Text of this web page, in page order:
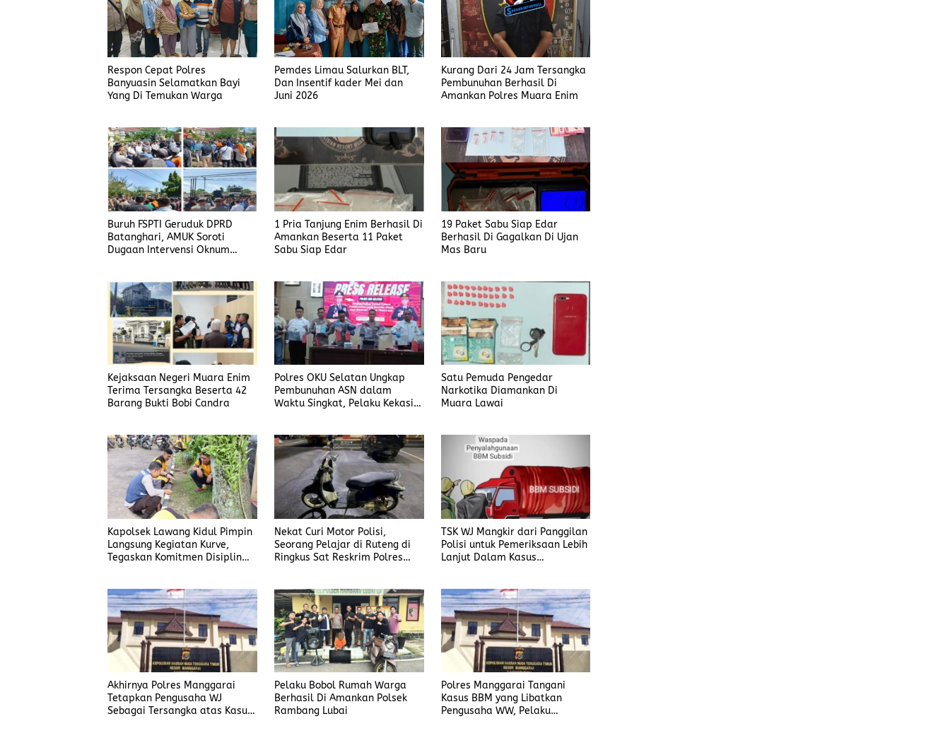
Respon Cepat Polres
Banyuasin Selamatkan Bayi
Yang Di Temukan Warga
Pemdes Limau Salurkan BLT,
Dan Insentif kader Mei dan
Juni 2026
Kurang Dari 24 Jam Tersangka
Pembunuhan Berhasil Di
Amankan Polres Muara Enim
Buruh FSPTI Geruduk DPRD
Batanghari, AMUK Soroti
Dugaan Intervensi Oknum
1 Pria Tanjung Enim Berhasil Di
Amankan Beserta 11 Paket
Sabu Siap Edar
19 Paket Sabu Siap Edar
Berhasil Di Gagalkan Di Ujan
Mas Baru
Kejaksaan Negeri Muara Enim
Terima Tersangka Beserta 42
Barang Bukti Bobi Candra
Polres OKU Selatan Ungkap
Pembunuhan ASN dalam
Waktu Singkat, Pelaku Kekasih
Satu Pemuda Pengedar
Narkotika Diamankan Di
Muara Lawai
Kapolsek Lawang Kidul Pimpin
Langsung Kegiatan Kurve,
Tegaskan Komitmen Disiplin
Nekat Curi Motor Polisi,
Seorang Pelajar di Ruteng di
Ringkus Sat Reskrim Polres
TSK WJ Mangkir dari Panggilan
Polisi untuk Pemeriksaan Lebih
Lanjut Dalam Kasus
Akhirnya Polres Manggarai
Tetapkan Pengusaha WJ
Sebagai Tersangka atas Kasus
Pelaku Bobol Rumah Warga
Berhasil Di Amankan Polsek
Rambang Lubai
Polres Manggarai Tangani
Kasus BBM yang Libatkan
Pengusaha WW, Pelaku